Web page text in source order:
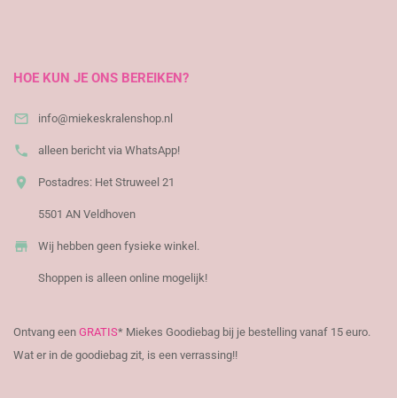
HOE KUN JE ONS BEREIKEN?
 info@miekeskralenshop.nl
 alleen bericht via WhatsApp!
 Postadres: Het Struweel 21
5501 AN Veldhoven
 Wij hebben geen fysieke winkel.
Shoppen is alleen online mogelijk!
Ontvang een GRATIS* Miekes Goodiebag bij je bestelling vanaf 15 euro.
Wat er in de goodiebag zit, is een verrassing!!